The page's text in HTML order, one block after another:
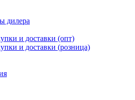
дилера
и доставки (опт)
и доставки (розница)